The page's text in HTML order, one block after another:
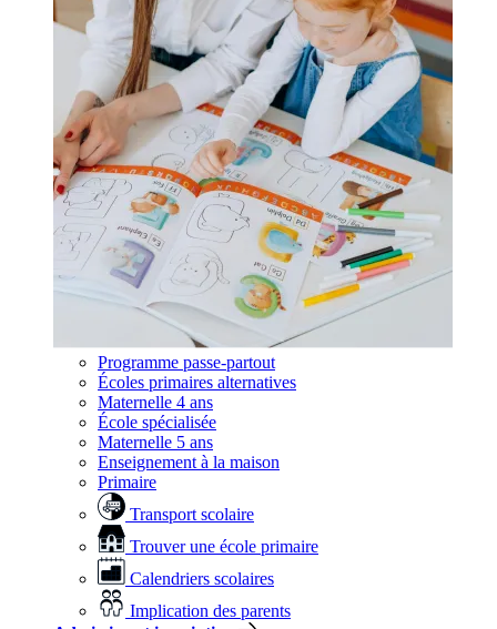
Programme passe-partout
Écoles primaires alternatives
Maternelle 4 ans
École spécialisée
Maternelle 5 ans
Enseignement à la maison
Primaire
Transport scolaire
Trouver une école primaire
Calendriers scolaires
Implication des parents